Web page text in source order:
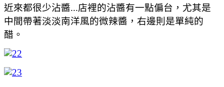
近來都很少沾醬...店裡的沾醬有一點偏台，尤其是
中間帶著淡淡南洋風的微辣醬，右邊則是單純的
醋。